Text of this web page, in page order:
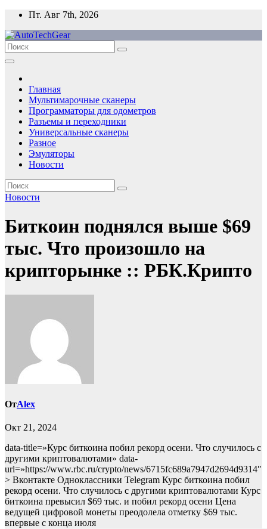
Перейти
содержимому
Пт. Авг 7th, 2026
Главная
Мультимарочные сканеры
Программаторы для одометров
Разъемы и переходники
Универсальные сканеры
Разное
Эмуляторы
Новости
Новости
Биткоин поднялся выше $69
тыс. Что произошло на
крипторынке :: РБК.Крипто
ОтAlex
Окт 21, 2024
data-title=»Курс биткоина побил рекорд осени. Что случилось с
другими криптовалютами» data-
url=»https://www.rbc.ru/crypto/news/6715fc689a7947d2694d9314″
> Вконтакте Одноклассники Telegram Курс биткоина побил
рекорд осени. Что случилось с другими криптовалютами Курс
биткоина превысил $69 тыс. и побил рекорд осени Цена
ведущей цифровой монеты преодолела отметку $69 тыс.
впервые с конца июля